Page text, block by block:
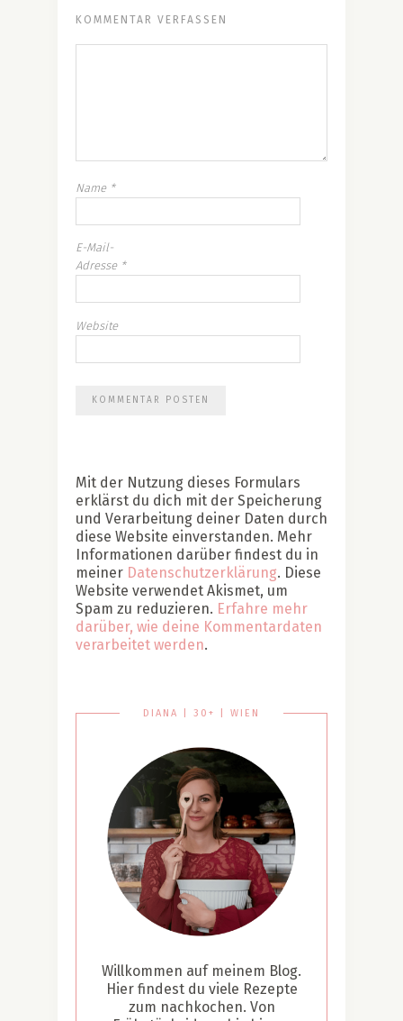
KOMMENTAR VERFASSEN
Name *
E-Mail-
Adresse *
Website
Mit der Nutzung dieses Formulars
erklärst du dich mit der Speicherung
und Verarbeitung deiner Daten durch
diese Website einverstanden. Mehr
Informationen darüber findest du in
meiner Datenschutzerklärung. Diese
Website verwendet Akismet, um
Spam zu reduzieren. Erfahre mehr
darüber, wie deine Kommentardaten
verarbeitet werden.
DIANA | 30+ | WIEN
Willkommen auf meinem Blog.
Hier findest du viele Rezepte
zum nachkochen. Von